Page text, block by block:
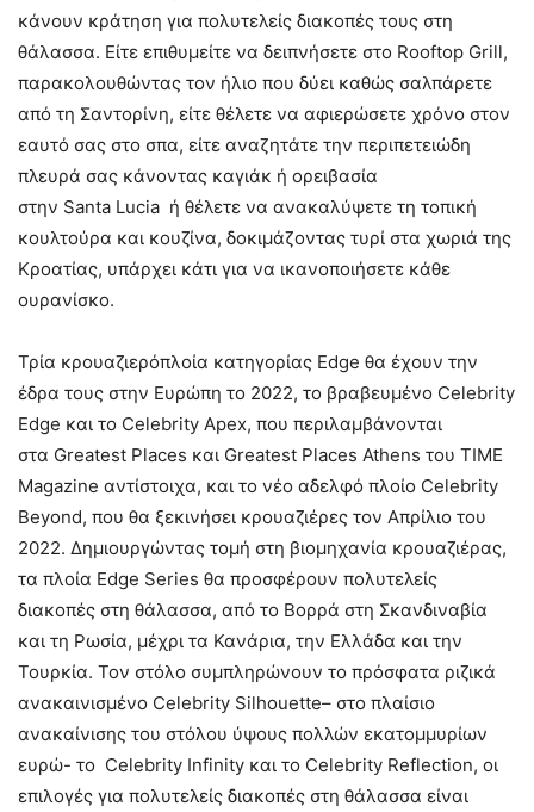
κάνουν κράτηση για πολυτελείς διακοπές τους στη
θάλασσα. Είτε επιθυμείτε να δειπνήσετε στο Rooftop Grill,
παρακολουθώντας τον ήλιο που δύει καθώς σαλπάρετε
από τη Σαντορίνη, είτε θέλετε να αφιερώσετε χρόνο στον
εαυτό σας στο σπα, είτε αναζητάτε την περιπετειώδη
πλευρά σας κάνοντας καγιάκ ή ορειβασία
στην Santa Lucia ή θέλετε να ανακαλύψετε τη τοπική
κουλτούρα και κουζίνα, δοκιμάζοντας τυρί στα χωριά της
Κροατίας, υπάρχει κάτι για να ικανοποιήσετε κάθε
ουρανίσκο.
Τρία κρουαζιερόπλοία κατηγορίας Edge θα έχουν την
έδρα τους στην Ευρώπη το 2022, το βραβευμένο Celebrity
Edge και το Celebrity Apex, που περιλαμβάνονται
στα Greatest Places και Greatest Places Athens του TIME
Magazine αντίστοιχα, και το νέο αδελφό πλοίο Celebrity
Beyond, που θα ξεκινήσει κρουαζιέρες τον Απρίλιο του
2022. Δημιουργώντας τομή στη βιομηχανία κρουαζιέρας,
τα πλοία Edge Series θα προσφέρουν πολυτελείς
διακοπές στη θάλασσα, από το Βορρά στη Σκανδιναβία
και τη Ρωσία, μέχρι τα Κανάρια, την Ελλάδα και την
Τουρκία. Τον στόλο συμπληρώνουν το πρόσφατα ριζικά
ανακαινισμένο Celebrity Silhouette– στο πλαίσιο
ανακαίνισης του στόλου ύψους πολλών εκατομμυρίων
ευρώ- το Celebrity Infinity και το Celebrity Reflection, οι
επιλογές για πολυτελείς διακοπές στη θάλασσα είναι